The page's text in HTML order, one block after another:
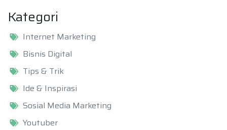
Kategori
Internet Marketing
Bisnis Digital
Tips & Trik
Ide & Inspirasi
Sosial Media Marketing
Youtuber